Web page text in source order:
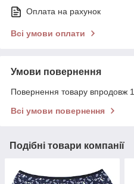
Оплата на рахунок
Всі умови оплати
Умови повернення
Повернення товару впродовж
Всі умови повернення
Подібні товари компанії